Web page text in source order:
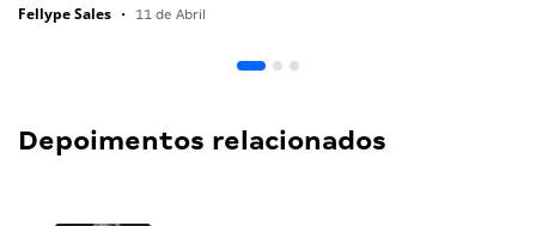
Fellype Sales • 11 de Abril
Depoimentos relacionados